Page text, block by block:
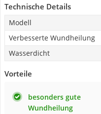
Technische Details
Modell
Verbesserte Wundheilung
Wasserdicht
Vorteile
besonders gute
Wundheilung